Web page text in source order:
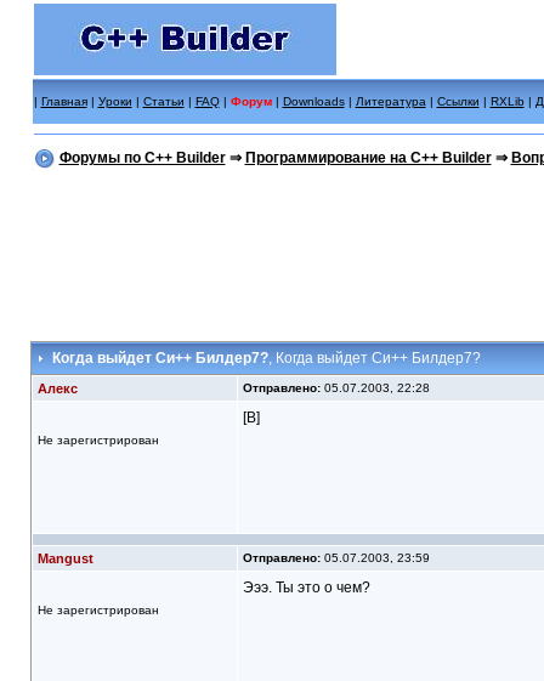
| Главная| Уроки | Статьи | FAQ| Форум | Downloads| Литература | Ссылки | RXLib |
Форумы по C++ Builder⇒ Программирование на C++ Builder⇒
Когда выйдет Си++ Билдер7?, Когда выйдет Си++ Билдер7?
Алекс Отправлено:05.07.2003, 22:28
Не зарегистрирован
[B]
Mangust Отправлено:05.07.2003, 23:59
Не зарегистрирован
Эээ. Ты это о чем?